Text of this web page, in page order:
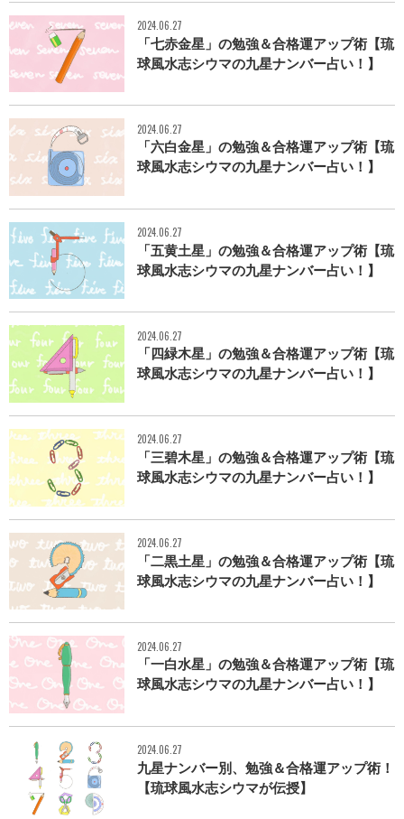
2024.06.27
「七赤金星」の勉強＆合格運アップ術【琉
球風水志シウマの九星ナンバー占い！】
2024.06.27
「六白金星」の勉強＆合格運アップ術【琉
球風水志シウマの九星ナンバー占い！】
2024.06.27
「五黄土星」の勉強＆合格運アップ術【琉
球風水志シウマの九星ナンバー占い！】
2024.06.27
「四緑木星」の勉強＆合格運アップ術【琉
球風水志シウマの九星ナンバー占い！】
2024.06.27
「三碧木星」の勉強＆合格運アップ術【琉
球風水志シウマの九星ナンバー占い！】
2024.06.27
「二黒土星」の勉強＆合格運アップ術【琉
球風水志シウマの九星ナンバー占い！】
2024.06.27
「一白水星」の勉強＆合格運アップ術【琉
球風水志シウマの九星ナンバー占い！】
2024.06.27
九星ナンバー別、勉強＆合格運アップ術！
【琉球風水志シウマが伝授】